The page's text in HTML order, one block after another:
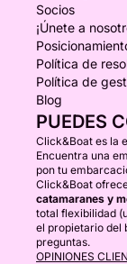
Socios
¡Únete a
Política de
Política de
Blog
PUEDES
Click&Boat es la
Encuentra una
pon tu
Click&Boat
catamaranes y
total flexibilidad
el propietario del
preguntas.
OPINIONES